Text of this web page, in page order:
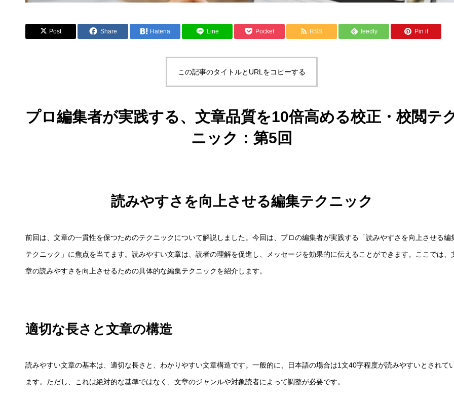
Post Share Hatena Line Pocket RSS feedly Pin it
この記事のタイトルとURLをコピーする
プロ編集者が実践する、文章品質を10倍高める校正・校閲テ
ニック：第5回
読みやすさを向上させる編集テクニック
前回は、文章の一貫性を保つためのテクニックについて解説しました。今回は、プロの編集者が実践する「読みやすさを向上させる編
テクニック」に焦点を当てます。読みやすい文章は、読者の理解を促進し、メッセージを効果的に伝えることができます。ここでは、
章の読みやすさを向上させるための具体的な編集テクニックを紹介します。
適切な長さと文章の構造
読みやすい文章の基本は、適切な長さと、わかりやすい文章構造です。一般的に、日本語の場合は1文40字程度が読みやすいとされて
ます。ただし、これは絶対的な基準ではなく、文章のジャンルや対象読者によって調整が必要です。